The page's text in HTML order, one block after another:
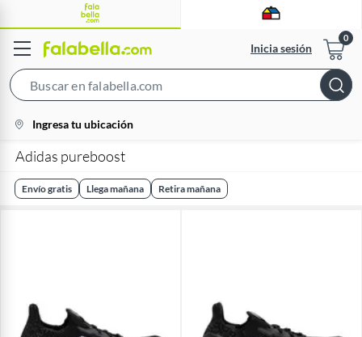
Inicia sesión
Bar
location-
icon
Ingresa tu ubicación
Adidas pureboost
Envío gratis Llega mañana Retira mañana